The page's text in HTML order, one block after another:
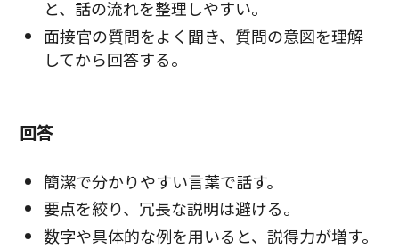
と、話の流れを整理しやすい。
面接官の質問をよく聞き、質問の意図を理解
してから回答する。
回答
簡潔で分かりやすい言葉で話す。
要点を絞り、冗長な説明は避ける。
数字や具体的な例を用いると、説得力が増す。